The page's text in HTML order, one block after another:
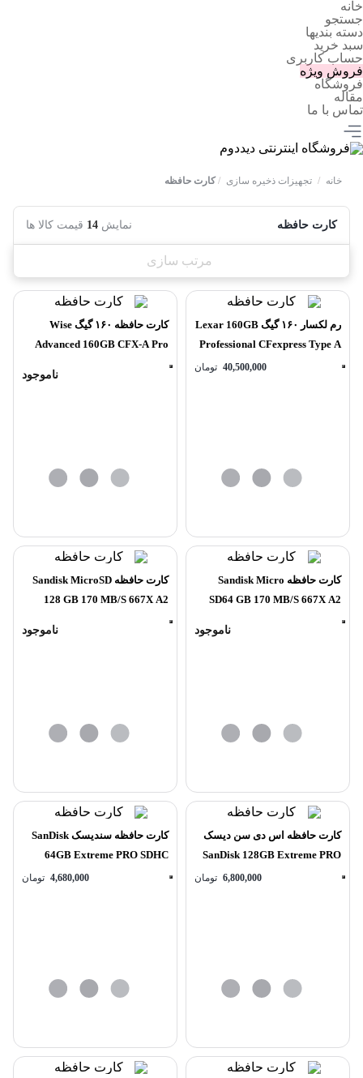
خانه
جستجو
دسته بندیها
سبد خرید
حساب کاربری
فروش ویژه
فروشگاه
مقاله
تماس با ما
خانه / تجهیزات ذخیره سازی /کارت حافظه
کارت حافظه نمایش 14 قیمت کالا ها
مرتب سازی
رم لکسار ۱۶۰ گیگ Lexar 160GB
Professional CFexpress Type A
Card GOLD Series
40,500,000 تومان
کارت حافظه ۱۶۰ گیگ Wise
Advanced 160GB CFX-A Pro
ناموجود
کارت حافظه Sandisk Micro
SD64 GB 170 MB/S 667X A2
ناموجود
کارت حافظه Sandisk MicroSD
128 GB 170 MB/S 667X A2
ناموجود
کارت حافظه اس دی سن دیسک
SanDisk 128GB Extreme PRO
UHS-I SDXC Memory Card
6,800,000 تومان
کارت حافظه سندیسک SanDisk
64GB Extreme PRO SDHC
Card 200MB/s Class 10 U3 V30
4,680,000 تومان